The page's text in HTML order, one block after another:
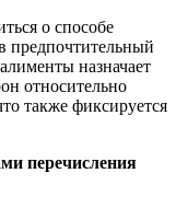
о способе
предпочтительный
назначает
относительно
также фиксируется
перечисления